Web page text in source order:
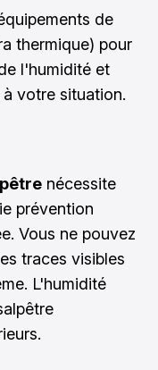
de
thermique) pour
l'humidité et
votre situation.
nécessite
prévention
Vous ne pouvez
traces visibles
L'humidité